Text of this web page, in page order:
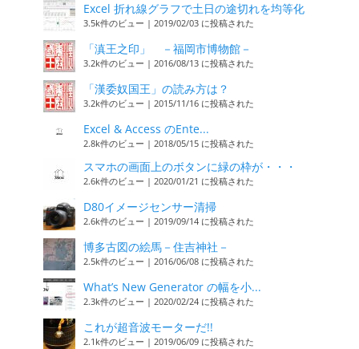
Excel 折れ線グラフで土日の途切れを均等化
3.5k件のビュー | 2019/02/03 に投稿された
「滇王之印」 －福岡市博物館－
3.2k件のビュー | 2016/08/13 に投稿された
「漢委奴国王」の読み方は？
3.2k件のビュー | 2015/11/16 に投稿された
Excel & Access のEnte...
2.8k件のビュー | 2018/05/15 に投稿された
スマホの画面上のボタンに緑の枠が・・・
2.6k件のビュー | 2020/01/21 に投稿された
D80イメージセンサー清掃
2.6k件のビュー | 2019/09/14 に投稿された
博多古図の絵馬－住吉神社－
2.5k件のビュー | 2016/06/08 に投稿された
What’s New Generator の幅を小...
2.3k件のビュー | 2020/02/24 に投稿された
これが超音波モーターだ!!
2.1k件のビュー | 2019/06/09 に投稿された